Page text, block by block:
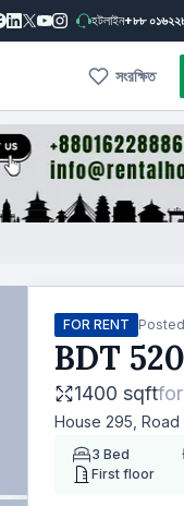
হটলাইন+৮৮
সংরক্ষিত
FOR RENT
BDT
1400 sqftfor
House 295, Road
3 Bed
First floor